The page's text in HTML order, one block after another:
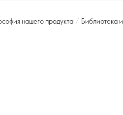
нашего продукта / Библиотека